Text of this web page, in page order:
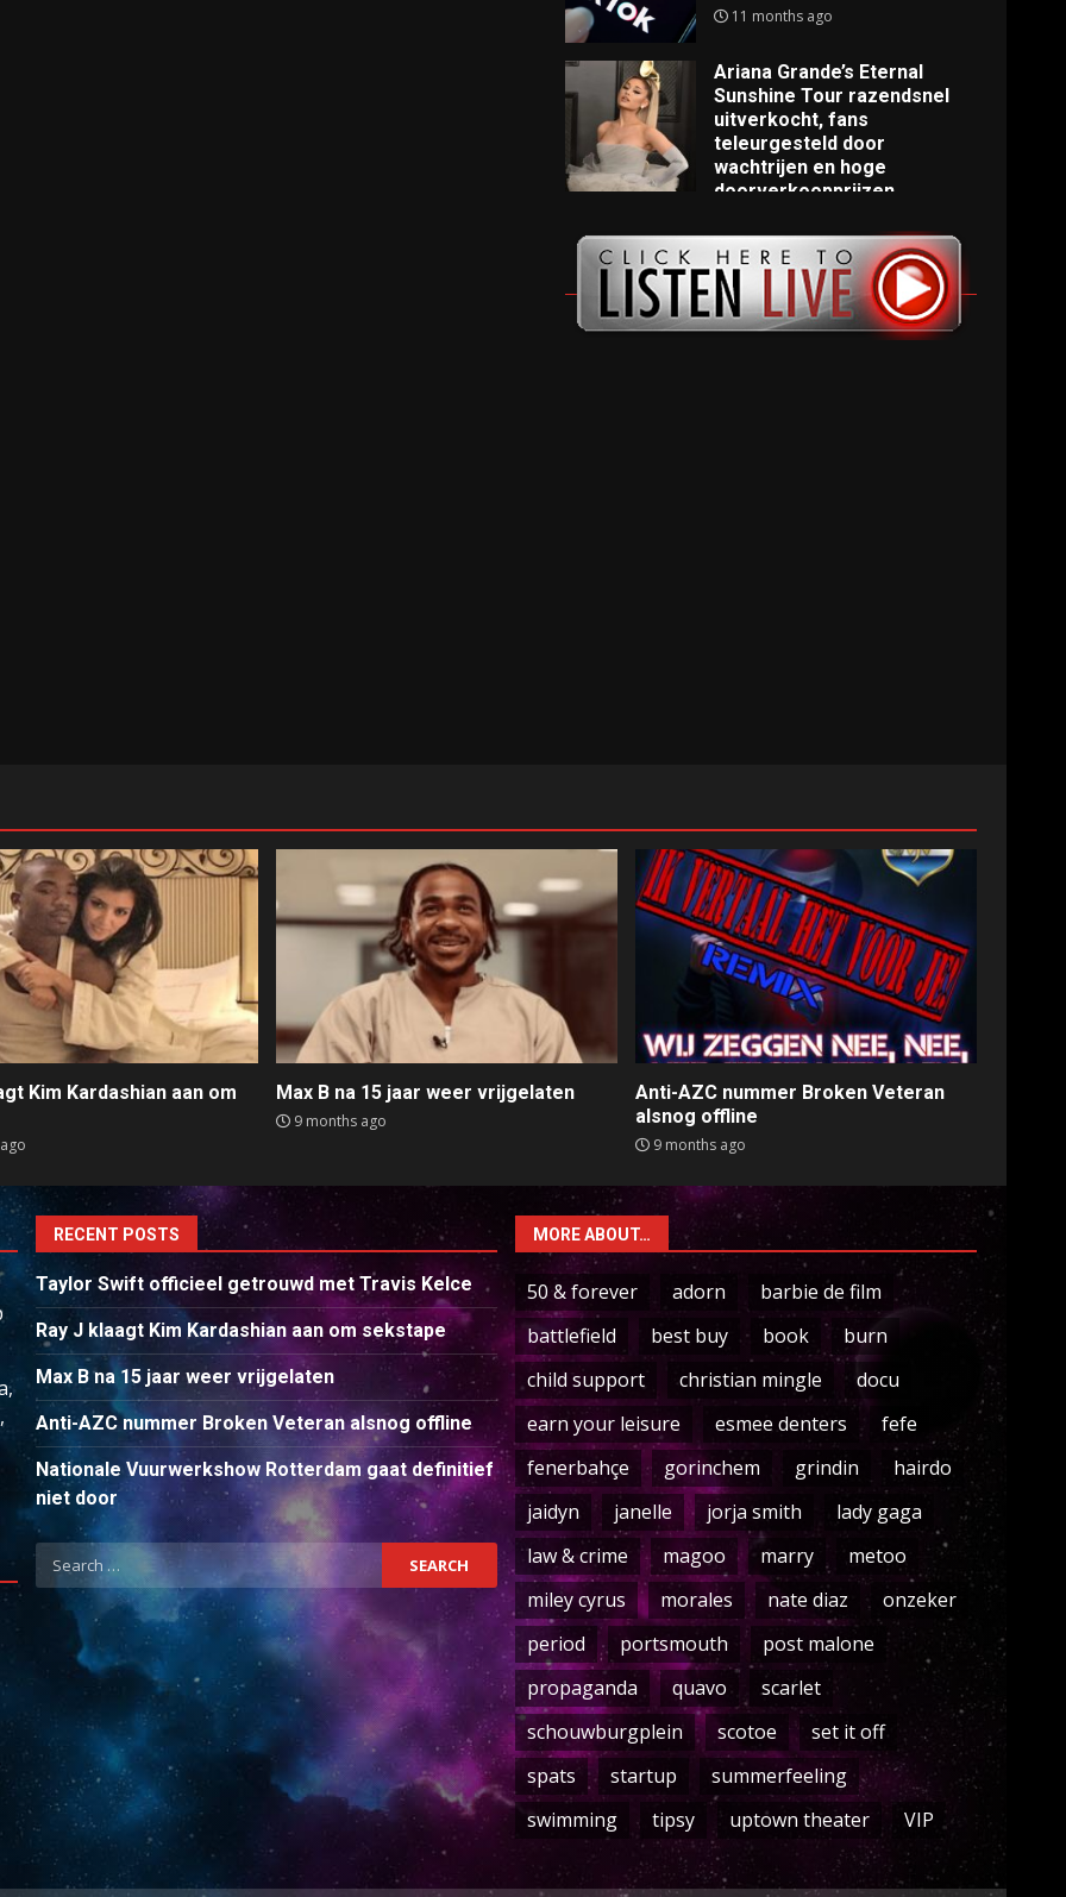
11 months ago
Ariana Grande’s Eternal
Sunshine Tour razendsnel
uitverkocht, fans
teleurgesteld door
wachtrijen en hoge
doorverkoopprijzen
Kim Kardashian aan om
Max B na 15 jaar weer vrijgelaten
9 months ago
Anti-AZC nummer Broken Veteran
alsnog offline
9 months ago
RECENT POSTS
Taylor Swift officieel getrouwd met Travis Kelce
Ray J klaagt Kim Kardashian aan om sekstape
Max B na 15 jaar weer vrijgelaten
Anti-AZC nummer Broken Veteran alsnog offline
Nationale Vuurwerkshow Rotterdam gaat definitief
niet door
Search
for:
MORE ABOUT…
50 & forever adorn
barbie de film
battlefield
best buy book
burn
child support
christian mingle
docu
earn your leisure
esmee denters
fefe
fenerbahçe
gorinchem grindin
hairdo
jaidyn
janelle jorja smith
lady gaga
law & crime
magoo marry
metoo
miley cyrus
morales nate diaz
onzeker
period
portsmouth
post malone
propaganda
quavo
scarlet
schouwburgplein
scotoe
set it off
spats
startup
summerfeeling
swimming
tipsy uptown theater VIP